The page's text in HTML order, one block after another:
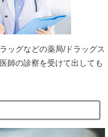
ッグなどの薬局/ドラッグス
師の診察を受けて出しても